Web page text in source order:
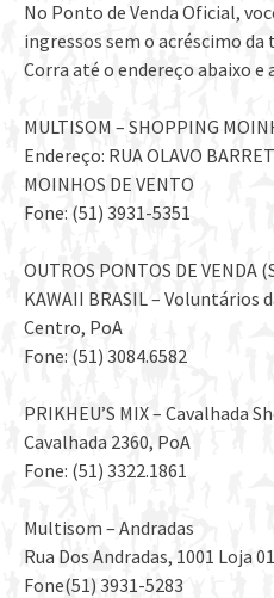
No Ponto de Venda Oficial,
ingressos sem o acréscimo da
Corra até o endereço abaixo e
MULTISOM – SHOPPING
Endereço: RUA OLAVO
MOINHOS DE VENTO
Fone: (51) 3931-5351
OUTROS PONTOS DE VENDA
KAWAII BRASIL – Voluntários
Centro, PoA
Fone: (51) 3084.6582
PRIKHEU’S MIX – Cavalhada
Cavalhada 2360, PoA
Fone: (51) 3322.1861
Multisom – Andradas
Rua Dos Andradas, 1001 Loja
Fone(51) 3931-5283